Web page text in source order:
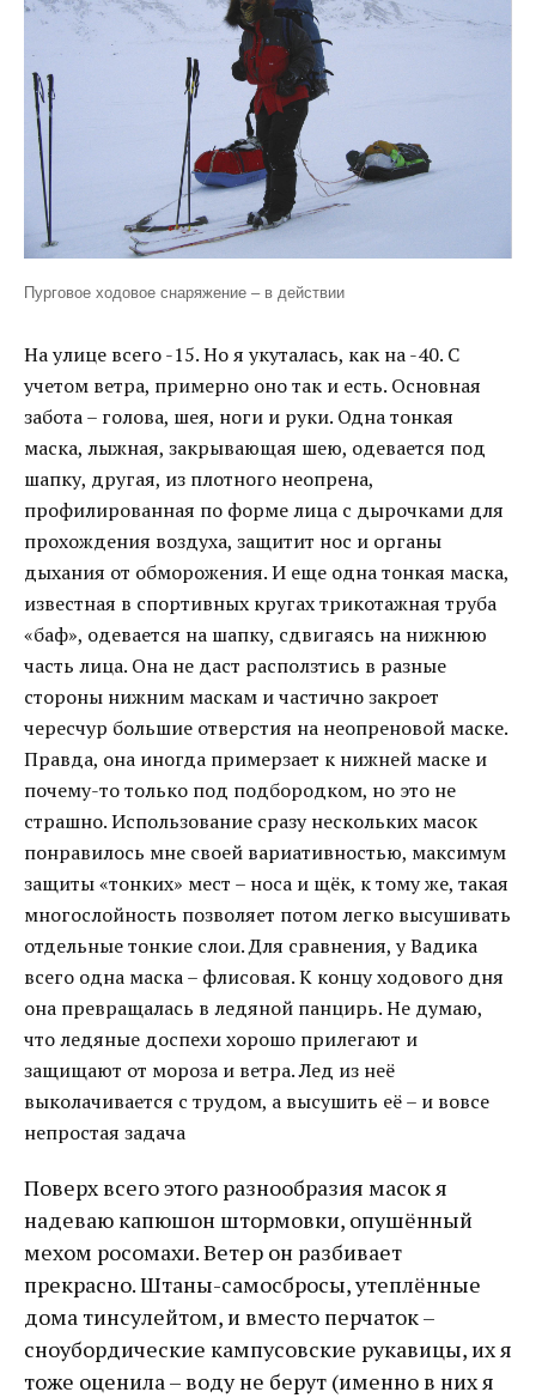
Пурговое ходовое снаряжение – в действии
На улице всего -15. Но я укуталась, как на -40. С
учетом ветра, примерно оно так и есть. Основная
забота – голова, шея, ноги и руки. Одна тонкая
маска, лыжная, закрывающая шею, одевается под
шапку, другая, из плотного неопрена,
профилированная по форме лица с дырочками для
прохождения воздуха, защитит нос и органы
дыхания от обморожения. И еще одна тонкая маска,
известная в спортивных кругах трикотажная труба
«баф», одевается на шапку, сдвигаясь на нижнюю
часть лица. Она не даст расползтись в разные
стороны нижним маскам и частично закроет
чересчур большие отверстия на неопреновой маске.
Правда, она иногда примерзает к нижней маске и
почему-то только под подбородком, но это не
страшно. Использование сразу нескольких масок
понравилось мне своей вариативностью, максимум
защиты «тонких» мест – носа и щёк, к тому же, такая
многослойность позволяет потом легко высушивать
отдельные тонкие слои. Для сравнения, у Вадика
всего одна маска – флисовая. К концу ходового дня
она превращалась в ледяной панцирь. Не думаю,
что ледяные доспехи хорошо прилегают и
защищают от мороза и ветра. Лед из неё
выколачивается с трудом, а высушить её – и вовсе
непростая задача
Поверх всего этого разнообразия масок я
надеваю капюшон штормовки, опушённый
мехом росомахи. Ветер он разбивает
прекрасно. Штаны-самосбросы, утеплённые
дома тинсулейтом, и вместо перчаток –
сноубордические кампусовские рукавицы, их я
тоже оценила – воду не берут (именно в них я